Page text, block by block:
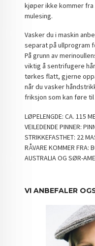
kjøper ikke kommer
mulesing.
Vasker du i maskin
separat på ullprogram
På grunn av
viktig å sentrifugere
tørkes flatt, gjerne
når du vasker
friksjon som kan føre
LØPELENGDE: CA. 115
VEILEDENDE PINNER:
STRIKKEFASTHET: 22
RÅVARE KOMMER FRA:
AUSTRALIA OG SØR-
VI ANBEFALER